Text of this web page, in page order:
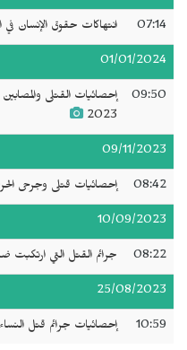
07:14 انتهاكات حقوق الإنسان في
01/01/2024
09:50
إحصائيات القتلى
2023
09/11/2023
08:42 إحصائيات قتلى وجرحى
10/09/2023
08:22 جرائم القتل التي ارتكبت
25/08/2023
10:59 إحصائيات جرائم قتل